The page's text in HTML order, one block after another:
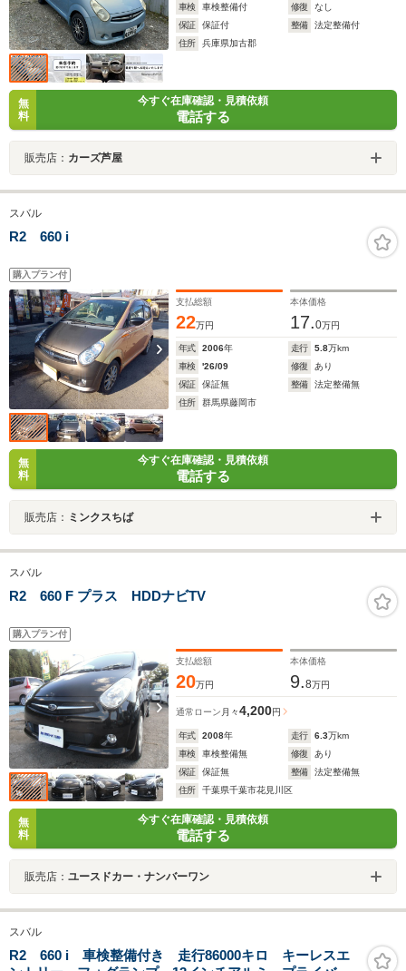
車検
車検整備付 修復
なし
保証
保証付 整備
法定整備付
住所
兵庫県加古郡
無
料
今すぐ在庫確認・見積依頼
電話する
販売店： カーズ芦屋
スバル
R2 660 i
購入プラン付
支払総額
22万円
本体価格
17.0万円
年式 2006年 走行 5.8万km
車検
'26/09 修復
あり
保証
保証無 整備
法定整備無
住所
群馬県藤岡市
無
料
今すぐ在庫確認・見積依頼
電話する
販売店： ミンクスちば
スバル
R2 660 F プラス HDDナビTV
購入プラン付
支払総額
20万円
本体価格
9.8万円
通常ローン 月々4,200円
年式 2008年 走行 6.3万km
車検
車検整備無 修復
あり
保証
保証無 整備
法定整備無
住所
千葉県千葉市花見川区
無
料
今すぐ在庫確認・見積依頼
電話する
販売店： ユースドカー・ナンバーワン
スバル
R2 660 i 車検整備付き 走行86000キロ キーレスエ